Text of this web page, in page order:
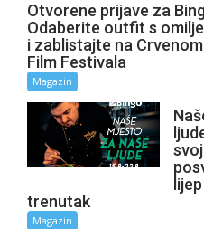
Otvorene prijave za
Odaberite outfit s
i zablistajte na
Film Festivala
Magazin
trenutak
Magazin